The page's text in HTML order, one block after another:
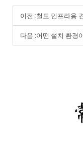
이전 :철도 인프라용
다음 :어떤 설치 환경